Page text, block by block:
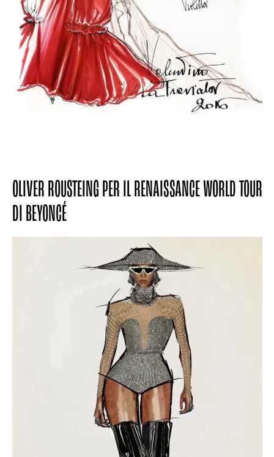
OLIVER ROUSTEING PER IL RENAISSANCE WORLD TOUR
DI BEYONCÉ